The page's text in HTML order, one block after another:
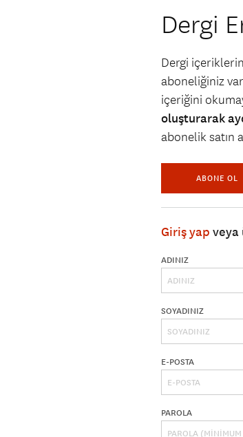
Dergi
Dergi
aboneliğiniz
içeriğini
oluşturarak
abonelik satın
ABONE OL
Giriş yap veya
ADINIZ
SOYADINIZ
E-POSTA
PAROLA